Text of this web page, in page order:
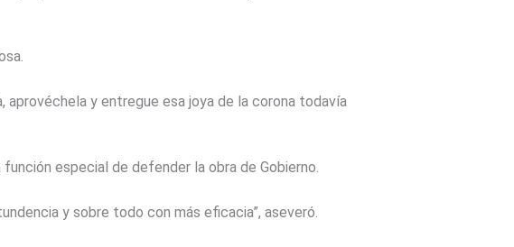
aprovéchela y entregue esa joya de la corona todavía
especial de defender la obra de Gobierno.
y sobre todo con más eficacia”, aseveró.